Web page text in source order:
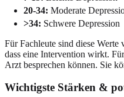
20-34: Moderate
>34: Schwere Depression
Für Fachleute sind diese
dass eine Intervention wirkt.
Arzt besprechen können. Sie
Wichtigste Stärken &